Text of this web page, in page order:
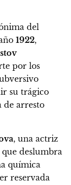
del
1922,
por los
su trágico
de arresto
, una actriz
deslumbra
química
reservada